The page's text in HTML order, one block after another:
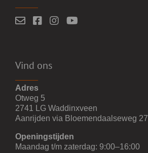
Vind ons
Adres
Otweg 5
2741 LG Waddinxveen
Aanrijden via Bloemendaalseweg 27
Openingstijden
Maandag t/m zaterdag: 9:00–16:00